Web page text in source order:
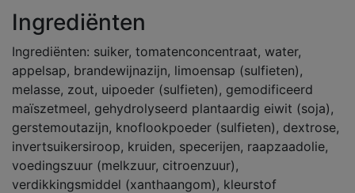
Ingrediënten
Ingrediënten: suiker, tomatenconcentraat, water,
appelsap, brandewijnazijn, limoensap (sulfieten),
melasse, zout, uipoeder (sulfieten), gemodificeerd
maïszetmeel, gehydrolyseerd plantaardig eiwit (soja),
gerstemoutazijn, knoflookpoeder (sulfieten), dextrose,
invertsuikersiroop, kruiden, specerijen, raapzaadolie,
voedingszuur (melkzuur, citroenzuur),
verdikkingsmiddel (xanthaangom), kleurstof